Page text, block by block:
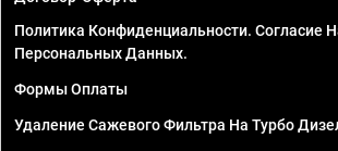
Политика Конфиденциальности. Согласие
Персональных Данных.
Формы Оплаты
Удаление Сажевого Фильтра На Турбо